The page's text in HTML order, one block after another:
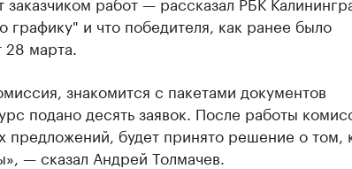
графику" и что победителя, как ранее было
марта.
знакомится с пакетами документов
подано десять заявок. После работы
предложений, будет принято решение о том,
— сказал Андрей Толмачев.